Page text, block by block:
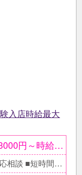
入店時給最大
【体験入店】 時給3000円～時給5000円 ●20時～翌1時の間で1回3h ○条件が合えば面接当日も可能 ●給与はその日に全額現金支給 【在籍後】 時給2500円～4000円＋各種手当有 ●ボーナス制度有〔毎月〕 ○日払いOK ＜月収例＞ 月5日・1日4ｈのスポット勤務 月収5万円以上
20:00～翌1:00の間で応相談 ■短時間勤務もOK □時間帯はお気軽にご相談ください。 自分のスケジュールに合わせて出勤してくださいね！ ■自分の空いた時間で稼ぎたい方も、しっかり入ってたくさん稼ぎたい方もOK!!